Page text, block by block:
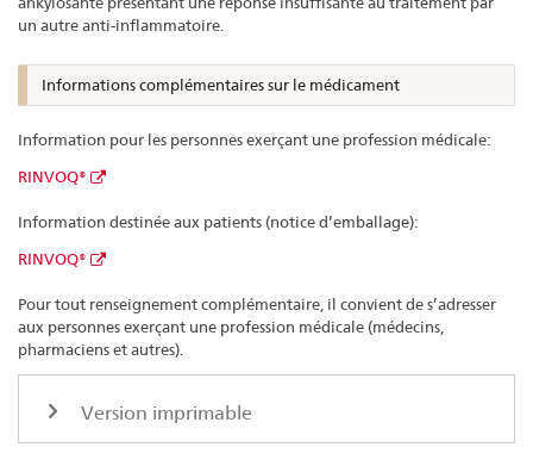
un autre anti-inflammatoire.
Informations complémentaires sur le médicament
Information pour les personnes exerçant une profession médicale:
RINVOQ®
Information destinée aux patients (notice d’emballage):
RINVOQ®
Pour tout renseignement complémentaire, il convient de s’adresser
aux personnes exerçant une profession médicale (médecins,
pharmaciens et autres).
Version imprimable